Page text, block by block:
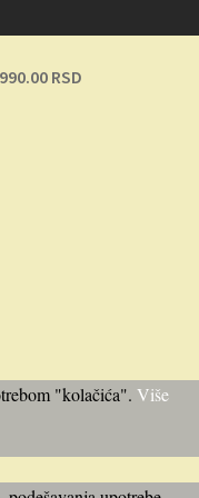
Originalna
990.00 RSDTrenutna
"kolačića". Više